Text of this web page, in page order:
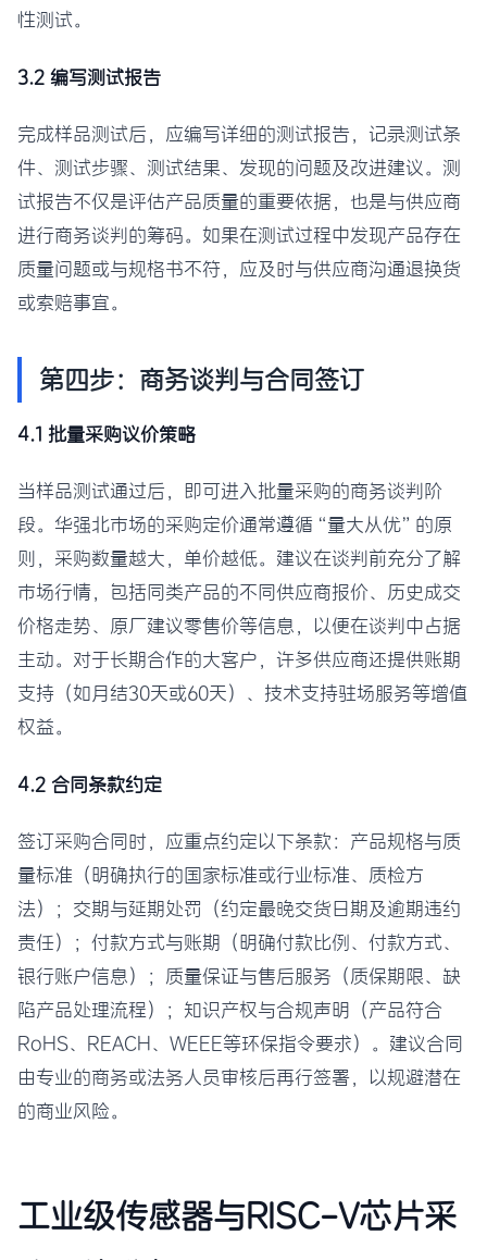
性测试。
3.2 编写测试报告
完成样品测试后，应编写详细的测试报告，记录测试条
件、测试步骤、测试结果、发现的问题及改进建议。测
试报告不仅是评估产品质量的重要依据，也是与供应商
进行商务谈判的筹码。如果在测试过程中发现产品存在
质量问题或与规格书不符，应及时与供应商沟通退换货
或索赔事宜。
第四步：商务谈判与合同签订
4.1 批量采购议价策略
当样品测试通过后，即可进入批量采购的商务谈判阶
段。华强北市场的采购定价通常遵循“量大从优”的原
则，采购数量越大，单价越低。建议在谈判前充分了解
市场行情，包括同类产品的不同供应商报价、历史成交
价格走势、原厂建议零售价等信息，以便在谈判中占据
主动。对于长期合作的大客户，许多供应商还提供账期
支持（如月结30天或60天）、技术支持驻场服务等增值
权益。
4.2 合同条款约定
签订采购合同时，应重点约定以下条款：产品规格与质
量标准（明确执行的国家标准或行业标准、质检方
法）；交期与延期处罚（约定最晚交货日期及逾期违约
责任）；付款方式与账期（明确付款比例、付款方式、
银行账户信息）；质量保证与售后服务（质保期限、缺
陷产品处理流程）；知识产权与合规声明（产品符合
RoHS、REACH、WEEE等环保指令要求）。建议合同
由专业的商务或法务人员审核后再行签署，以规避潜在
的商业风险。
工业级传感器与RISC-V芯片采